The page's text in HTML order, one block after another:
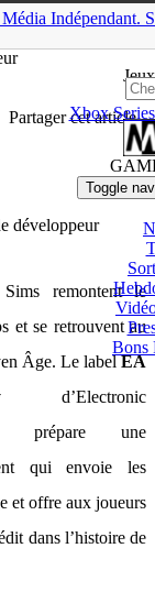
Média Indépendant.
Jeux
Xbox
Toggle
Bons
Partager cet article
développeur
remontent le
et se retrouvent au
Âge. Le labelEA
d’Electronic
prépare une
qui envoie les
et offre aux joueurs
dans l’histoire de